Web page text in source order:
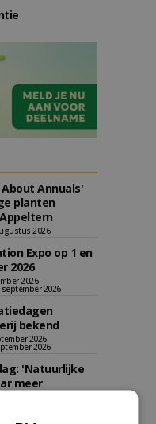
Annuals'
planten
2026
Expo op 1 en
2026
2026
2026
bekend
2026
2026
'Natuurlijke
meer